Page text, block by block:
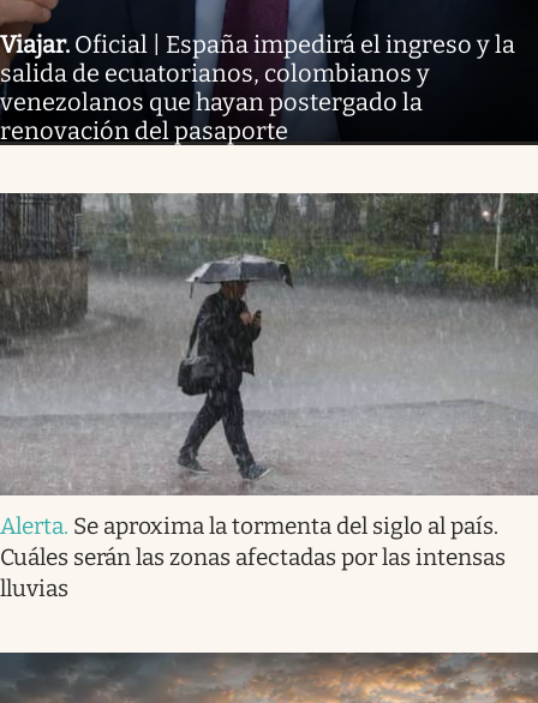
Viajar. Oficial | España impedirá el ingreso y la
salida de ecuatorianos, colombianos y
venezolanos que hayan postergado la
renovación del pasaporte
Alerta. Se aproxima la tormenta del siglo al país.
Cuáles serán las zonas afectadas por las intensas
lluvias